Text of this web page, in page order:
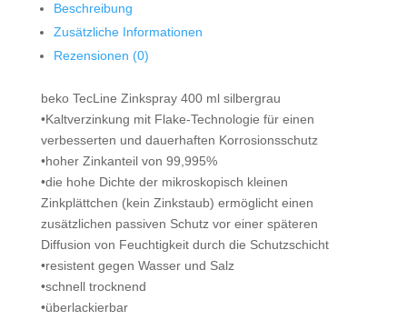
Beschreibung
Zusätzliche Informationen
Rezensionen (0)
beko TecLine Zinkspray 400 ml silbergrau
•Kaltverzinkung mit Flake-Technologie für einen
verbesserten und dauerhaften Korrosionsschutz
•hoher Zinkanteil von 99,995%
•die hohe Dichte der mikroskopisch kleinen
Zinkplättchen (kein Zinkstaub) ermöglicht einen
zusätzlichen passiven Schutz vor einer späteren
Diffusion von Feuchtigkeit durch die Schutzschicht
•resistent gegen Wasser und Salz
•schnell trocknend
•überlackierbar